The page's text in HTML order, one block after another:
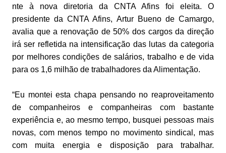
nte à nova diretoria da CNTA Afins foi eleita. O
presidente da CNTA Afins, Artur Bueno de Camargo,
avalia que a renovação de 50% dos cargos da direção
irá ser refletida na intensificação das lutas da categoria
por melhores condições de salários, trabalho e de vida
para os 1,6 milhão de trabalhadores da Alimentação.
“Eu montei esta chapa pensando no reaproveitamento
de companheiros e companheiras com bastante
experiência e, ao mesmo tempo, busquei pessoas mais
novas, com menos tempo no movimento sindical, mas
com muita energia e disposição para trabalhar.